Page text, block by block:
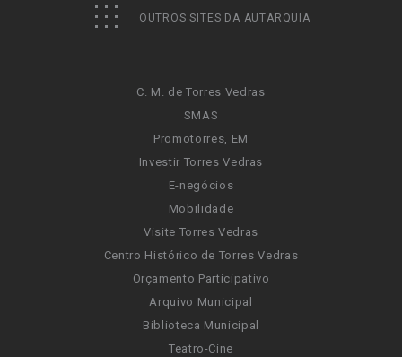
OUTROS SITES DA AUTARQUIA
C. M. de Torres Vedras
SMAS
Promotorres, EM
Investir Torres Vedras
E-negócios
Mobilidade
Visite Torres Vedras
Centro Histórico de Torres Vedras
Orçamento Participativo
Arquivo Municipal
Biblioteca Municipal
Teatro-Cine